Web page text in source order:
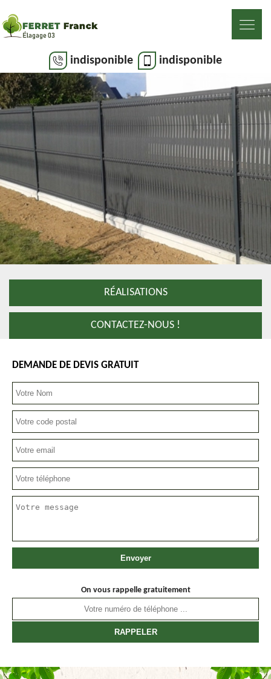
indisponible indisponible
RÉALISATIONS
CONTACTEZ-NOUS !
DEMANDE DE DEVIS GRATUIT
On vous rappelle gratuitement